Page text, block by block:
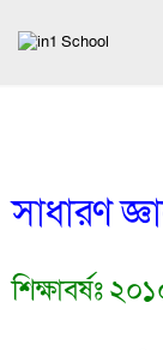
সাধারণ
শিক্ষাবর্ষঃ